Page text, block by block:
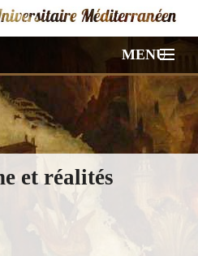
MENU
et réalités